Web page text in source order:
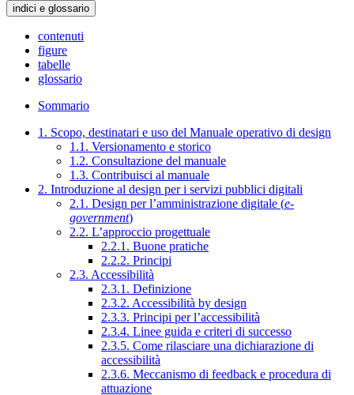
indici e glossario
contenuti
figure
tabelle
glossario
Sommario
1. Scopo, destinatari e uso del Manuale operativo di design
1.1. Versionamento e storico
1.2. Consultazione del manuale
1.3. Contribuisci al manuale
2. Introduzione al design per i servizi pubblici digitali
2.1. Design per l’amministrazione digitale (e-
government)
2.2. L’approccio progettuale
2.2.1. Buone pratiche
2.2.2. Principi
2.3. Accessibilità
2.3.1. Definizione
2.3.2. Accessibilità by design
2.3.3. Principi per l’accessibilità
2.3.4. Linee guida e criteri di successo
2.3.5. Come rilasciare una dichiarazione di
accessibilità
2.3.6. Meccanismo di feedback e procedura di
attuazione